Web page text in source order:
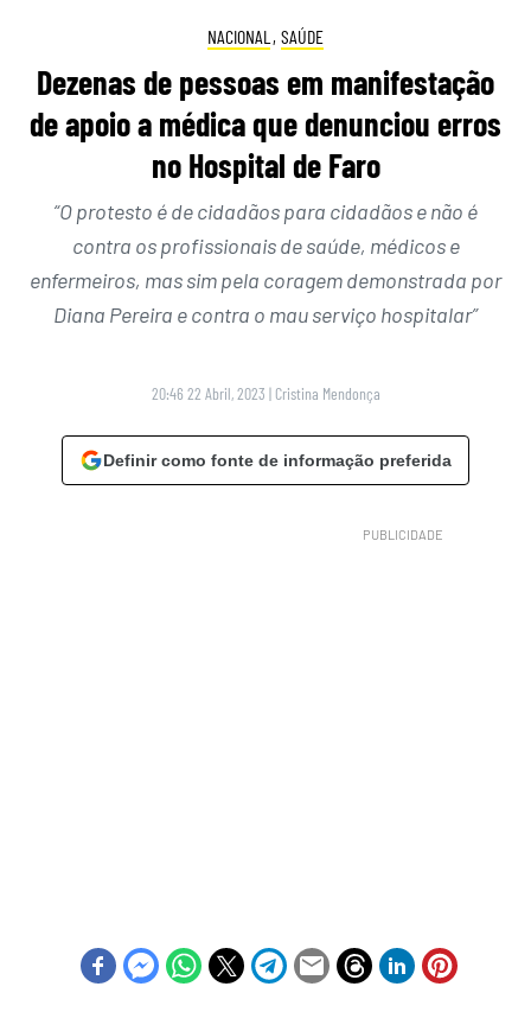
NACIONAL , SAÚDE
Dezenas de pessoas em manifestação
de apoio a médica que denunciou erros
no Hospital de Faro
“O protesto é de cidadãos para cidadãos e não é
contra os profissionais de saúde, médicos e
enfermeiros, mas sim pela coragem demonstrada por
Diana Pereira e contra o mau serviço hospitalar”
20:46 22 Abril, 2023 | Cristina Mendonça
Definir como fonte de informação preferida